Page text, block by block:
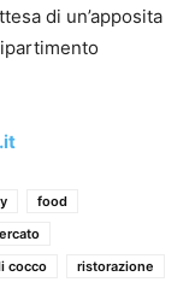
di un’apposita
food
cocco ristorazione